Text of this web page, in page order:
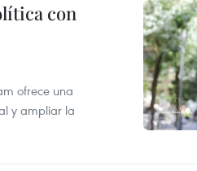
con
ofrece una
y ampliar la